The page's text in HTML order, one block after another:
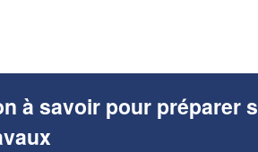
à savoir pour préparer